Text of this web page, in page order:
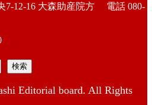
7-12-16 大森助産院方 電話 080-
検索
Editorial board. All Rights